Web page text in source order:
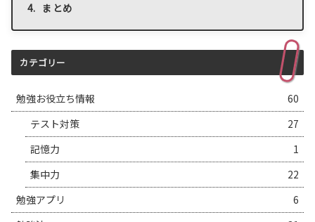
まとめ
カテゴリー
勉強お役立ち情報
60
テスト対策
27
記憶力
1
集中力
22
勉強アプリ
6